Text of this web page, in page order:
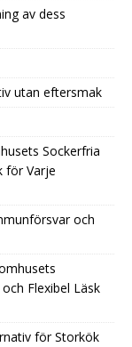
av dess
utan eftersmak
Sockerfria
för Varje
och
Flexibel Läsk
för Storkök